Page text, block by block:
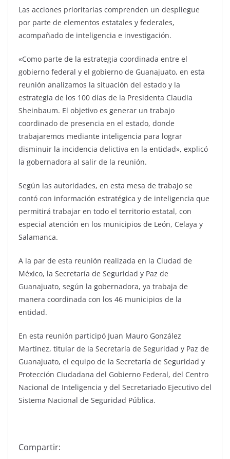
Las acciones prioritarias comprenden un despliegue
por parte de elementos estatales y federales,
acompañado de inteligencia e investigación.
«Como parte de la estrategia coordinada entre el
gobierno federal y el gobierno de Guanajuato, en esta
reunión analizamos la situación del estado y la
estrategia de los 100 días de la Presidenta Claudia
Sheinbaum. El objetivo es generar un trabajo
coordinado de presencia en el estado, donde
trabajaremos mediante inteligencia para lograr
disminuir la incidencia delictiva en la entidad», explicó
la gobernadora al salir de la reunión.
Según las autoridades, en esta mesa de trabajo se
contó con información estratégica y de inteligencia que
permitirá trabajar en todo el territorio estatal, con
especial atención en los municipios de León, Celaya y
Salamanca.
A la par de esta reunión realizada en la Ciudad de
México, la Secretaría de Seguridad y Paz de
Guanajuato, según la gobernadora, ya trabaja de
manera coordinada con los 46 municipios de la
entidad.
En esta reunión participó Juan Mauro González
Martínez, titular de la Secretaría de Seguridad y Paz de
Guanajuato, el equipo de la Secretaría de Seguridad y
Protección Ciudadana del Gobierno Federal, del Centro
Nacional de Inteligencia y del Secretariado Ejecutivo del
Sistema Nacional de Seguridad Pública.
Compartir: